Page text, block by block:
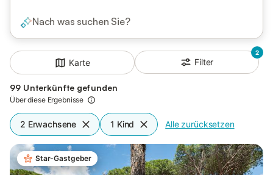
Nach was suchen Sie?
Karte
2
Filter
99 Unterkünfte gefunden
Über diese Ergebnisse
2 Erwachsene 1 Kind Alle zurücksetzen
Star-Gastgeber